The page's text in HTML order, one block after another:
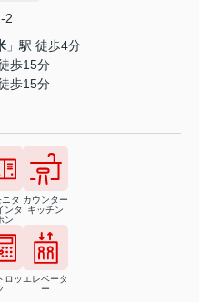
」駅 徒歩4分
歩15分
歩15分
タ
ンタ
ン
カウンター
キッチン
ロッエレベータ
ー